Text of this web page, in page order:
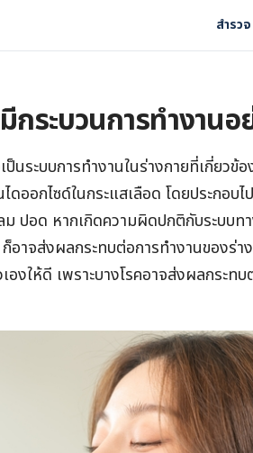
สำรวจ
กระบวนการทำงานอ
นระบบการทำงานในร่างกายที่เกี่ยวข้
ดออกไซด์ในกระแสเลือด โดยประกอบ
ปอด หากเกิดความผิดปกติกับระบบท
ก็อาจส่งผลกระทบต่อการทำงานของร่
งให้ดี เพราะบางโรคอาจส่งผลกระท